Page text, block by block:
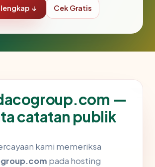
↓ Cek Gratis
—
catatan publik
kami memeriksa
pada hosting